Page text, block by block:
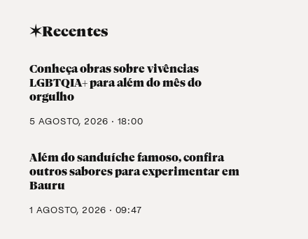
✶Recentes
Conheça obras sobre vivências
LGBTQIA+ para além do mês do
orgulho
5 AGOSTO, 2026 · 18:00
Além do sanduíche famoso, confira
outros sabores para experimentar em
Bauru
1 AGOSTO, 2026 · 09:47